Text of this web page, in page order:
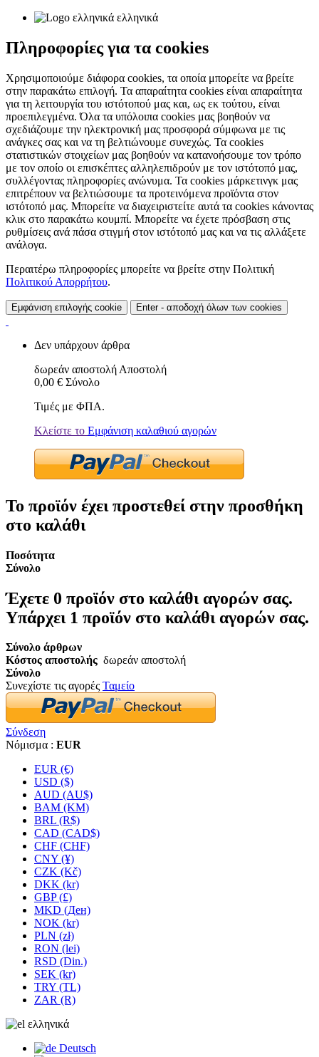
ελληνικά
Πληροφορίες για τα cookies
Χρησιμοποιούμε διάφορα cookies, τα οποία μπορείτε να βρείτε
στην παρακάτω επιλογή. Τα απαραίτητα cookies είναι απαραίτητα
για τη λειτουργία του ιστότοπού μας και, ως εκ τούτου, είναι
προεπιλεγμένα. Όλα τα υπόλοιπα cookies μας βοηθούν να
σχεδιάζουμε την ηλεκτρονική μας προσφορά σύμφωνα με τις
ανάγκες σας και να τη βελτιώνουμε συνεχώς. Τα cookies
στατιστικών στοιχείων μας βοηθούν να κατανοήσουμε τον τρόπο
με τον οποίο οι επισκέπτες αλληλεπιδρούν με τον ιστότοπό μας,
συλλέγοντας πληροφορίες ανώνυμα. Τα cookies μάρκετινγκ μας
επιτρέπουν να βελτιώσουμε τα προτεινόμενα προϊόντα στον
ιστότοπό μας. Μπορείτε να διαχειριστείτε αυτά τα cookies κάνοντας
κλικ στο παρακάτω κουμπί. Μπορείτε να έχετε πρόσβαση στις
ρυθμίσεις ανά πάσα στιγμή στον ιστότοπό μας και να τις αλλάξετε
ανάλογα.
Περαιτέρω πληροφορίες μπορείτε να βρείτε στην Πολιτική
Πολιτικού Απορρήτου.
Εμφάνιση επιλογής cookie Enter - αποδοχή όλων των cookies
Δεν υπάρχουν άρθρα
δωρεάν αποστολή Αποστολή
0,00 € Σύνολο
Τιμές με ΦΠΑ.
Κλείστε το Εμφάνιση καλαθιού αγορών
Το προϊόν έχει προστεθεί στην προσθήκη
στο καλάθι
Ποσότητα
Σύνολο
Έχετε 0 προϊόν στο καλάθι αγορών σας.
Υπάρχει 1 προϊόν στο καλάθι αγορών σας.
Σύνολο άρθρων
Κόστος αποστολής δωρεάν αποστολή
Σύνολο
Συνεχίστε τις αγορές Ταμείο
Σύνδεση
Νόμισμα : EUR
EUR (€)
USD ($)
AUD (AU$)
BAM (KM)
BRL (R$)
CAD (CAD$)
CHF (CHF)
CNY (¥)
CZK (Kč)
DKK (kr)
GBP (£)
MKD (Ден)
NOK (kr)
PLN (zł)
RON (lei)
RSD (Din.)
SEK (kr)
TRY (TL)
ZAR (R)
ελληνικά
Deutsch